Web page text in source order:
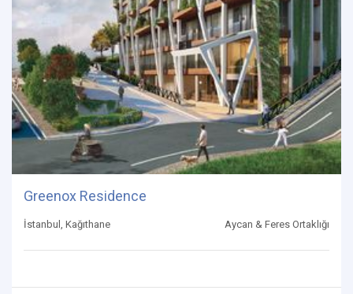
Greenox Residence
İstanbul, Kağıthane Aycan & Feres Ortaklığı